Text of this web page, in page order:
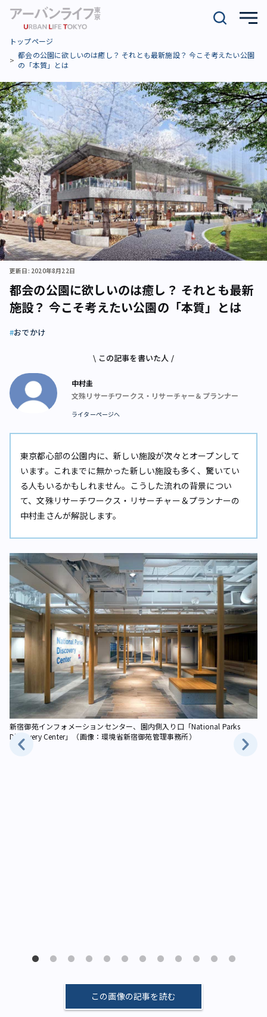
トップページ
都会の公園に欲しいのは癒し？ それとも最新施設？ 今こそ考えたい公園
の「本質」とは
都会の公園に欲しいのは癒し？ それとも最新
施設？ 今こそ考えたい公園の「本質」とは
更新日: 2020年8月22日
おでかけ
\ この記事を書いた人 /
中村圭
文殊リサーチワークス・リサーチャー＆プランナー
ライターページへ
東京都心部の公園内に、新しい施設が次々とオープンして
います。これまでに無かった新しい施設も多く、驚いてい
る人もいるかもしれません。こうした流れの背景につい
て、文殊リサーチワークス・リサーチャー＆プランナーの
中村圭さんが解説します。
新宿御苑インフォメーションセンター、園内側入り口「National Parks
Discovery Center」（画像：環境省新宿御苑管理事務所）
この画像の記事を読む